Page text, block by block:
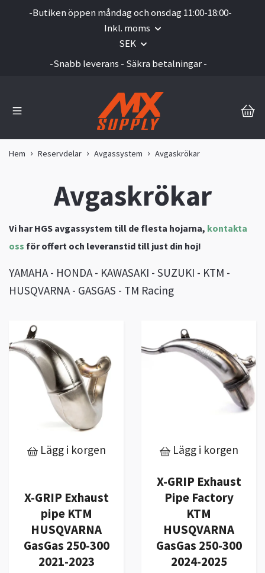
-Butiken öppen måndag och onsdag 11:00-18:00-
Inkl. moms
SEK
-Snabb leverans - Säkra betalningar -
Hem Reservdelar Avgassystem Avgaskrökar
Avgaskrökar
Vi har HGS avgassystem till de flesta hojarna, kontakta
oss för offert och leveranstid till just din hoj!
YAMAHA - HONDA - KAWASAKI - SUZUKI - KTM -
HUSQVARNA - GASGAS - TM Racing
Lägg i korgen
X-GRIP Exhaust
pipe KTM
HUSQVARNA
GasGas 250-300
2021-2023
Lägg i korgen
X-GRIP Exhaust
Pipe Factory
KTM
HUSQVARNA
GasGas 250-300
2024-2025